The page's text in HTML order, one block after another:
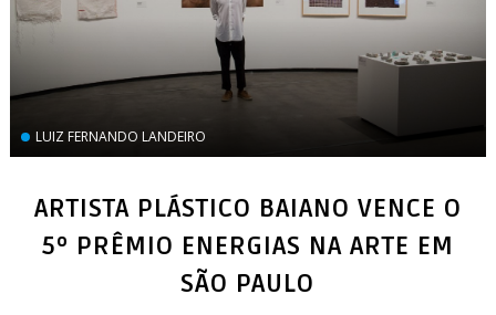
LUIZ FERNANDO LANDEIRO
ARTISTA PLÁSTICO BAIANO VENCE O
5º PRÊMIO ENERGIAS NA ARTE EM
SÃO PAULO